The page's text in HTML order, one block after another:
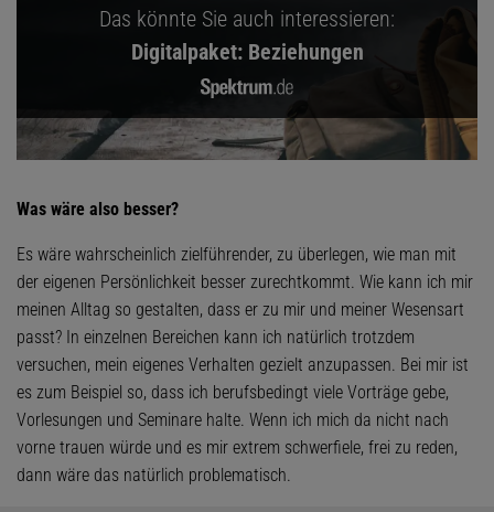
Das könnte Sie auch interessieren:
Digitalpaket: Beziehungen
Was wäre also besser?
Es wäre wahrscheinlich zielführender, zu überlegen, wie man mit
der eigenen Persönlichkeit besser zurechtkommt. Wie kann ich mir
meinen Alltag so gestalten, dass er zu mir und meiner Wesensart
passt? In einzelnen Bereichen kann ich natürlich trotzdem
versuchen, mein eigenes Verhalten gezielt anzupassen. Bei mir ist
es zum Beispiel so, dass ich berufsbedingt viele Vorträge gebe,
Vorlesungen und Seminare halte. Wenn ich mich da nicht nach
vorne trauen würde und es mir extrem schwerfiele, frei zu reden,
dann wäre das natürlich problematisch.